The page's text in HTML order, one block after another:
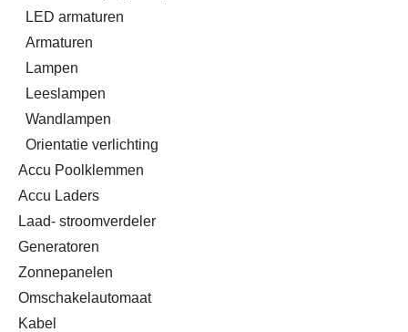
LED armaturen
Armaturen
Lampen
Leeslampen
Wandlampen
Orientatie verlichting
Accu Poolklemmen
Accu Laders
Laad- stroomverdeler
Generatoren
Zonnepanelen
Omschakelautomaat
Kabel